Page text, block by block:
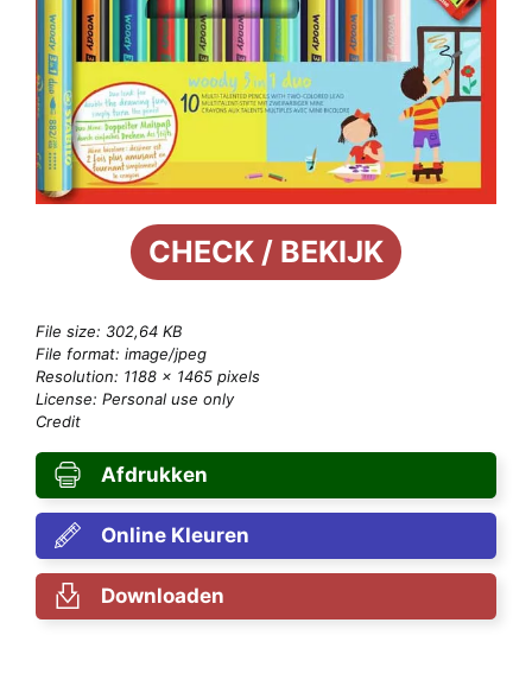
CHECK / BEKIJK
File size: 302,64 KB
File format: image/jpeg
Resolution: 1188 × 1465 pixels
License: Personal use only
Credit
Afdrukken
Online Kleuren
Downloaden